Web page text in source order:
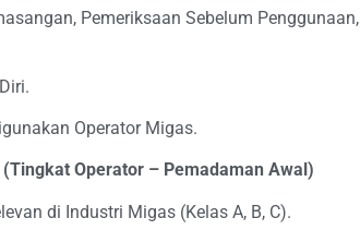
Pemeriksaan Sebelum Penggunaan,
Operator Migas.
Operator – Pemadaman Awal)
di Industri Migas (Kelas A, B, C).